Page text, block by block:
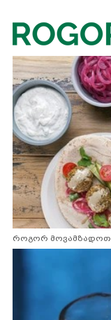
როგორ მოვამზადოთ